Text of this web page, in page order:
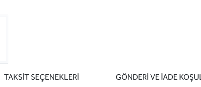
TAKSİT SEÇENEKLERİ GÖNDERİ VE İADE